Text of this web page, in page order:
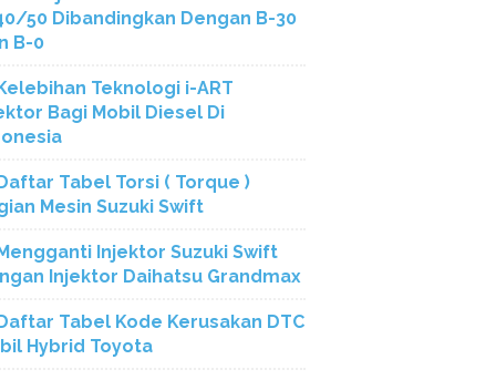
50 Dibandingkan Dengan B-30
B-0
Teknologi i-ART
Bagi Mobil Diesel Di
Tabel Torsi ( Torque )
Mesin Suzuki Swift
Injektor Suzuki Swift
Injektor Daihatsu Grandmax
Tabel Kode Kerusakan DTC
Hybrid Toyota